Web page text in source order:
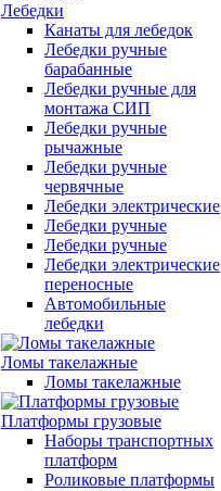
Лебедки
Канаты для лебедок
Лебедки ручные
барабанные
Лебедки ручные для
монтажа СИП
Лебедки ручные
рычажные
Лебедки ручные
червячные
Лебедки электрические
Лебедки ручные
Лебедки ручные
Лебедки электрические
переносные
Автомобильные
лебедки
Ломы такелажные
Ломы такелажные
Платформы грузовые
Наборы транспортных
платформ
Роликовые платформы